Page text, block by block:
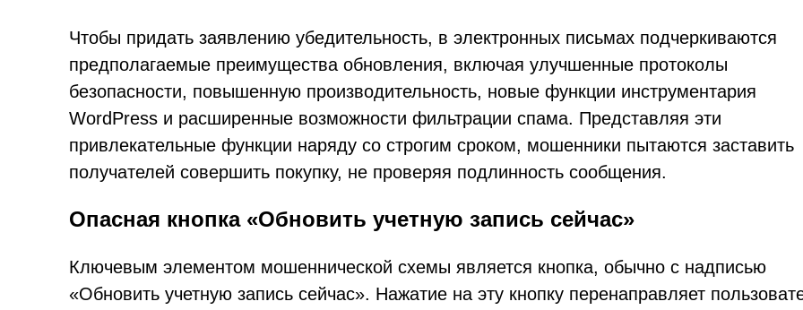
Чтобы придать заявлению убедительность, в электронных письмах подчеркиваются
предполагаемые преимущества обновления, включая улучшенные протоколы
безопасности, повышенную производительность, новые функции инструментария
WordPress и расширенные возможности фильтрации спама. Представляя эти
привлекательные функции наряду со строгим сроком, мошенники пытаются заставить
получателей совершить покупку, не проверяя подлинность сообщения.
Опасная кнопка «Обновить учетную запись сейчас»
Ключевым элементом мошеннической схемы является кнопка, обычно с надписью
«Обновить учетную запись сейчас». Нажатие на эту кнопку перенаправляет